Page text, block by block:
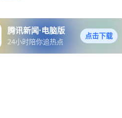
腾讯新闻·电脑版
24小时陪你追热点
点击下载